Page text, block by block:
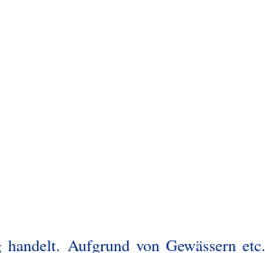
Aufgrund von Gewässern etc.